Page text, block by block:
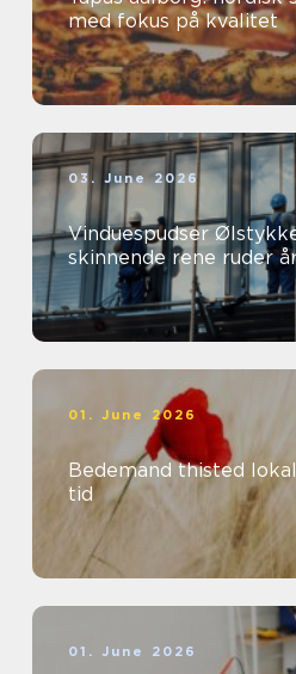
med fokus på kvalitet
03. June 2026
Vinduespudser Ølstykke sådan får
skinnende rene ruder
01. June 2026
Bedemand thisted lokal hjælp i en svær
tid
01. June 2026